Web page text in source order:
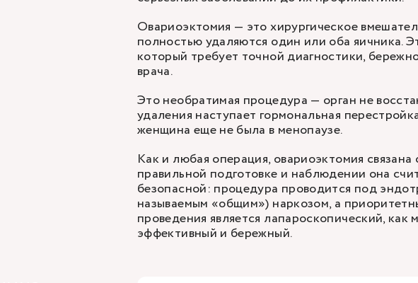
Овариоэктомия — это хирургическое
полностью удаляются один или оба яичника.
который требует точной диагностики,
врача.
Это необратимая процедура — орган не
удаления наступает гормональная
женщина еще не была в менопаузе.
Как и любая операция, овариоэктомия
правильной подготовке и наблюдении она
безопасной: процедура проводится под
называемым «общим») наркозом, а
проведения является лапароскопический, как
эффективный и бережный.